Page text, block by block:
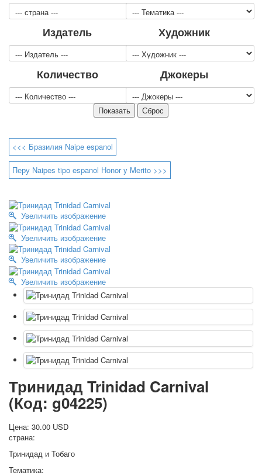
Джокеры
Транспорт
Охота и рыбалка
Комбинат Цветной Печати
Армия и полиция
Недорогие колоды для игры
Юмор
Открытки
23 февраля
Поздравляю
Свадьба
1 мая
Октябрьская революция
С рождеством
Пасха
9 мая - день победы
Разные пожелания
1 сентября школа
Приглашение
Новости
Новости карточных колод
Новости открыток
О сайте
Ссылки
доставка
Избранное
Издатель Художник
Количество Джокеры
<<< Бразилия Naipe espanol
Перу Naipes tipo espanol Honor y Merito >>>
Увеличить изображение
Увеличить изображение
Увеличить изображение
Увеличить изображение
Тринидад Trinidad Carnival
(Код: g04225)
Цена: 30.00 USD
страна:
Тринидад и Тобаго
Тематика: